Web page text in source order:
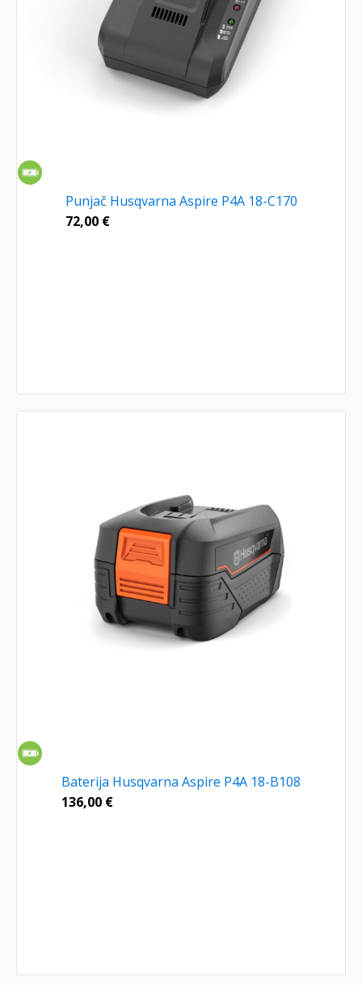
Punjač Husqvarna Aspire P4A 18-C170
72,00 €
Baterija Husqvarna Aspire P4A 18-B108
136,00 €